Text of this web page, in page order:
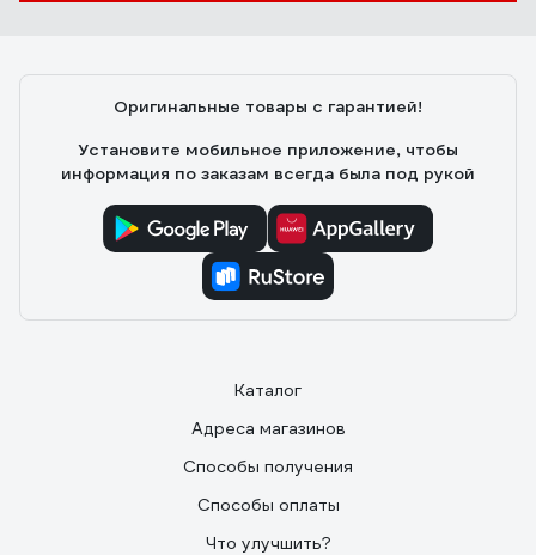
Оригинальные товары с гарантией!
Установите мобильное приложение, чтобы
информация по заказам всегда была под рукой
Каталог
Адреса магазинов
Способы получения
Способы оплаты
Что улучшить?